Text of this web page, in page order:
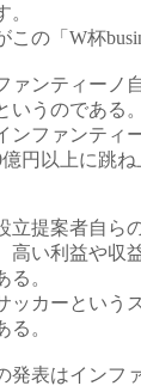
。
この「W杯
ァンティーノ
いうのである。
ンファンティ
億円以上に跳
立提案者自ら
高い利益や収
る。
ッカーという
る。
発表はインフ